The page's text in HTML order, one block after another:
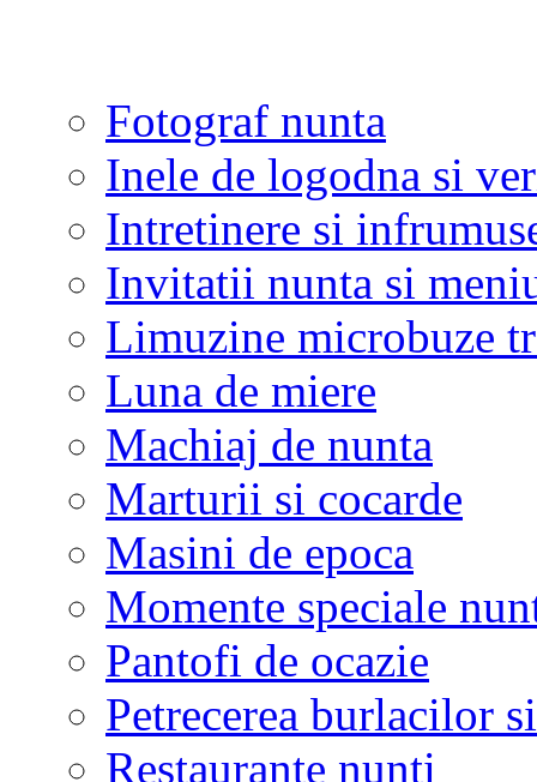
Fotograf nunta
Inele de logodna si
Intretinere si
Invitatii nunta si
Limuzine microbuze
Luna de miere
Machiaj de nunta
Marturii si cocarde
Masini de epoca
Momente speciale
Pantofi de ocazie
Petrecerea burlacilor
Restaurante nunti